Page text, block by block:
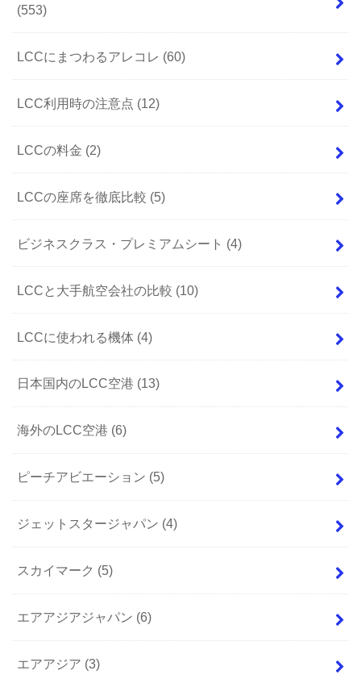
(553)
LCCにまつわるアレコレ (60)
LCC利用時の注意点 (12)
LCCの料金 (2)
LCCの座席を徹底比較 (5)
ビジネスクラス・プレミアムシート (4)
LCCと大手航空会社の比較 (10)
LCCに使われる機体 (4)
日本国内のLCC空港 (13)
海外のLCC空港 (6)
ピーチアビエーション (5)
ジェットスタージャパン (4)
スカイマーク (5)
エアアジアジャパン (6)
エアアジア (3)